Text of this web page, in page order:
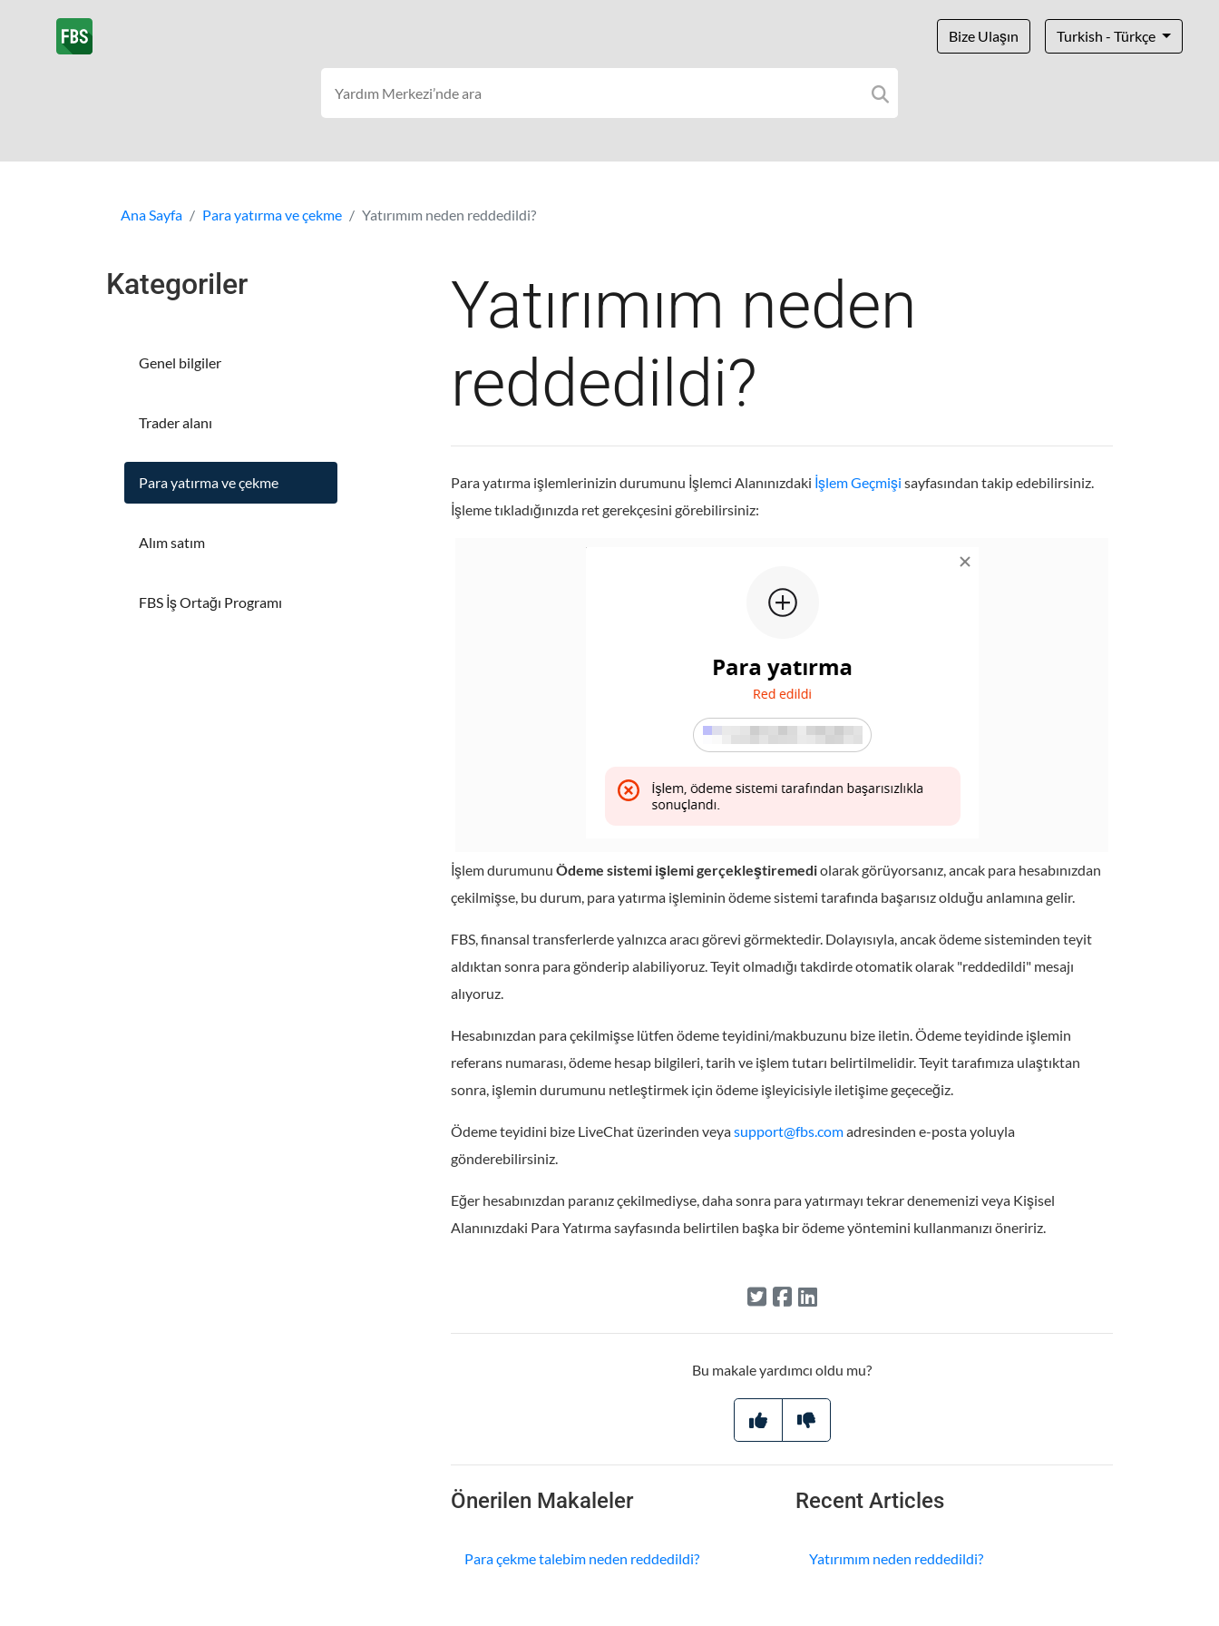
Bize Ulaşın Turkish - Türkçe
Ana Sayfa Para yatırma ve çekme Yatırımım neden reddedildi?
Kategoriler
Genel bilgiler
Trader alanı
Para yatırma ve çekme
Alım satım
FBS İş Ortağı Programı
Yatırımım neden
reddedildi?
Para yatırma işlemlerinizin durumunu İşlemci Alanınızdaki İşlem Geçmişi sayfasından takip edebilirsiniz.
İşleme tıkladığınızda ret gerekçesini görebilirsiniz:
İşlem durumunu Ödeme sistemi işlemi gerçekleştiremediolarak görüyorsanız, ancak para hesabınızdan
çekilmişse, bu durum, para yatırma işleminin ödeme sistemi tarafında başarısız olduğu anlamına gelir.
FBS, finansal transferlerde yalnızca aracı görevi görmektedir. Dolayısıyla, ancak ödeme sisteminden teyit
aldıktan sonra para gönderip alabiliyoruz. Teyit olmadığı takdirde otomatik olarak "reddedildi" mesajı
alıyoruz.
Hesabınızdan para çekilmişse lütfen ödeme teyidini/makbuzunu bize iletin. Ödeme teyidinde işlemin
referans numarası, ödeme hesap bilgileri, tarih ve işlem tutarı belirtilmelidir. Teyit tarafımıza ulaştıktan
sonra, işlemin durumunu netleştirmek için ödeme işleyicisiyle iletişime geçeceğiz.
Ödeme teyidini bize LiveChat üzerinden veyasupport@fbs.comadresinden e-posta yoluyla
gönderebilirsiniz.
Eğer hesabınızdan paranız çekilmediyse, daha sonra para yatırmayı tekrar denemenizi veya Kişisel
Alanınızdaki Para Yatırma sayfasında belirtilen başka bir ödeme yöntemini kullanmanızı öneririz.
Bu makale yardımcı oldu mu?
Önerilen Makaleler
Para çekme talebim neden reddedildi?
Recent Articles
Yatırımım neden reddedildi?